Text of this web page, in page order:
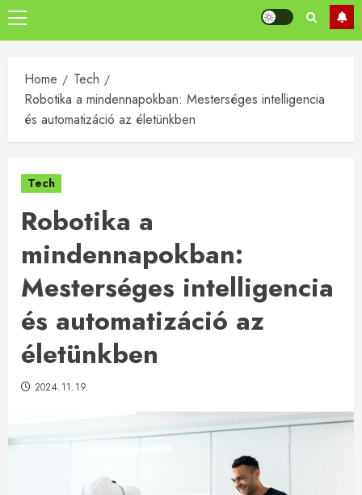
Primary
Menu
Home
Tech
Robotika a mindennapokban: Mesterséges intelligencia
és automatizáció az életünkben
Tech
Robotika a
mindennapokban:
Mesterséges intelligencia
és automatizáció az
életünkben
2024.11.19.